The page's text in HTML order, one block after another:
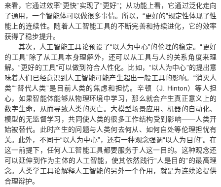
来看，它通过效率“更快”实现了“更好”；从功能上看，它通过泛化走向
了通用，一个智能体可以做很多事情。所以，“更好的”规定性体现了性
能上的连续性。随着人工智能工具的不断完善和持续进化，它的效率
获得了稳步提升。
其次，人工智能工具论预设了“以人为中心”的伦理的稳定。“更好
的工具”除了从工具本身理解外，还可以从工具与人的关系角度来理
解。“更好的工具”可以做到符合人性化。比如，“以人为中心”的提出意
味着人们已经意识到人工智能可能产生超出一般工具的影响。“消灭人
类”“替代人类”是目前人类的焦虑和担忧。辛顿（J. Hinton）等人担
心，如果智能体能够从物理环境中学习，那么就会产生真正意义上的
数字生命，从而导致人类的灭亡。大模型场景应用、机器的自动化、
模型的无监督学习，共同使人类的很多工作结构受到影响——人类开
始被替代。此时产生的问题与人类何去何从、如何自处等伦理担忧有
关。此外，不同于“以人为中心”，还有一种观念强调“以人为目的”。在
这一前提下，任何人工智能工具都要服务于人这一目的。这种观念还
可以延伸到作为主体的人工智能，使其依然践行“人是目的”的最高理
念。人类学工具论解释人工智能的另外一个作用，就是为连续论提供
合理辩护。